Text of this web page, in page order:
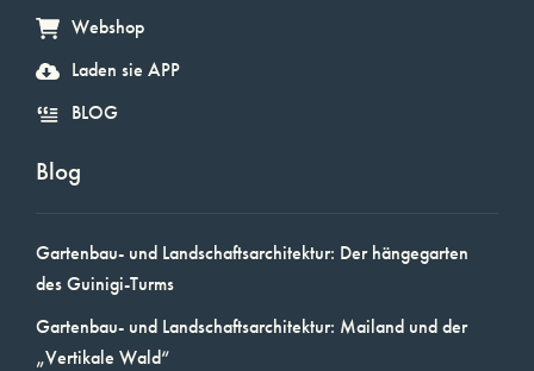
Webshop
Laden sie APP
BLOG
Blog
Gartenbau- und Landschaftsarchitektur: Der hängegarten
des Guinigi-Turms
Gartenbau- und Landschaftsarchitektur: Mailand und der
„Vertikale Wald“